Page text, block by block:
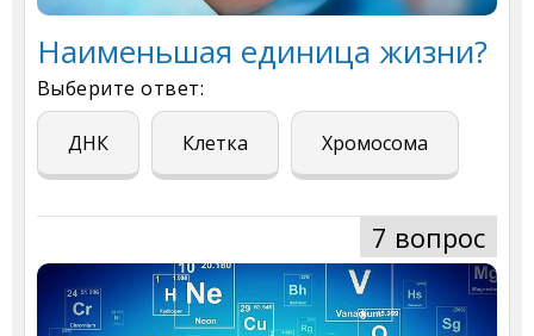
Наименьшая единица жизни?
Выберите ответ:
ДНК Клетка Хромосома
7 вопрос